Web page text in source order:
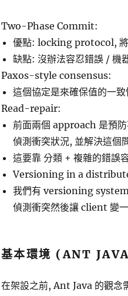
Two-Phase Commit:
優點: locking protocol, 將
缺點: 沒辦法容忍錯誤 / 機
Paxos-style consensus:
這個協定是來確保值的一
Read-repair:
前面兩個 approach 是預
偵測衝突狀況, 並解決這個
這要靠 分類 + 複雜的錯誤
Versioning in a
我們有 versioning system
偵測衝突然後讓 client 變
基本環境 (ANT
在架設之前, Ant Java 的觀